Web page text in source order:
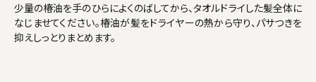
少量の椿油を手のひらによくのばしてから、タオルドライした髪全体に
なじませてください。椿油が髪をドライヤーの熱から守り、パサつきを
抑えしっとりまとめます。